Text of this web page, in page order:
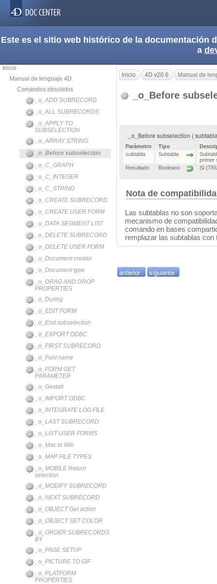
Este es el sitio web histórico de la documentación
a
Inicio
Manual de lenguaje 4D
Comandos obsoletos
_o_ADD SUBRECORD
_o_ALL SUBRECORDS
_o_APPLY TO
SUBSELECTION
_o_ARRAY STRING
_o_Before subselection
_o_C_GRAPH
_o_C_INTEGER
_o_C_STRING
_o_CREATE SUBRECORD
_o_CREATE USER FORM
_o_DATA SEGMENT LIST
_o_DELETE SUBRECORD
_o_DELETE USER FORM
_o_Document creator
_o_Document type
_o_DRAG AND DROP
PROPERTIES
_o_During
_o_EDIT FORM
_o_End subselection
_o_EXPORT ODBC
_o_FIRST SUBRECORD
_o_Font name
_o_FORM GET
PARAMETER
_o_Gestalt
_o_IMPORT ODBC
_o_INTEGRATE LOG FILE
_o_LAST SUBRECORD
_o_LIST USER FORMS
_o_Mac to Win
_o_MAP FILE TYPES
_o_MOBILE Return
selection
_o_MODIFY SUBRECORD
_o_NEXT SUBRECORD
_o_OBJECT Get action
_o_OBJECT SET COLOR
_o_ORDER SUBRECORDS
BY
_o_PAGE SETUP
_o_PICTURE TO GIF
_o_PLATFORM
PROPERTIES
Inicio 4D v20.6 Manual de
_o_Before
_o_Before subselection (
Parámetro Tipo
subtabla
Subtabla
primer
Resultado
Booleano Sí
Nota de
Las subtablas no son
mecanismo de
comando en bases
remplazar las subtablas con
anterior siguiente